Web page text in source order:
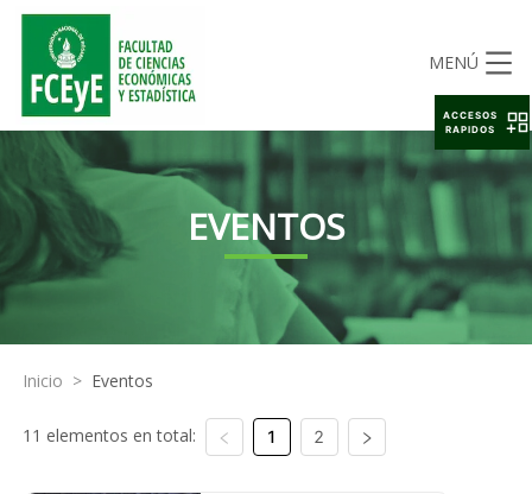
MENÚ
EVENTOS
Inicio > Eventos
11 elementos en total: 1 2
ACCESOS
RAPIDOS